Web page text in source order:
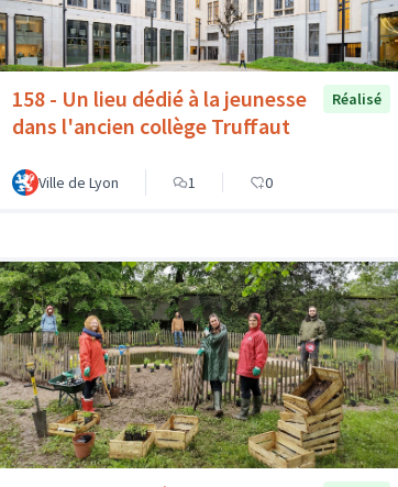
158 - Un lieu dédié à la jeunesse
dans l'ancien collège Truffaut
Réalisé
Ville de Lyon 1 0